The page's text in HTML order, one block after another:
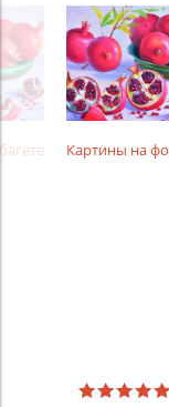
Картины на